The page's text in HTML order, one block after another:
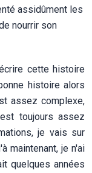
assidûment les
nourrir son
cette histoire
histoire alors
assez complexe,
toujours assez
je vais sur
maintenant, je n'ai
quelques années